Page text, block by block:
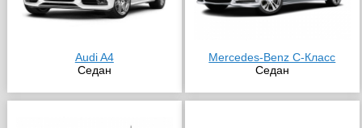
Audi A4
Седан
Mercedes-Benz C-Класс
Седан